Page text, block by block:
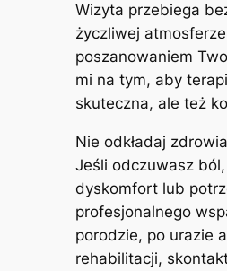
Wizyta przebiega
życzliwej atmosferze
poszanowaniem
mi na tym, aby
skuteczna, ale też
Nie odkładaj
Jeśli odczuwasz
dyskomfort lub
profesjonalnego
porodzie, po urazie
rehabilitacji,